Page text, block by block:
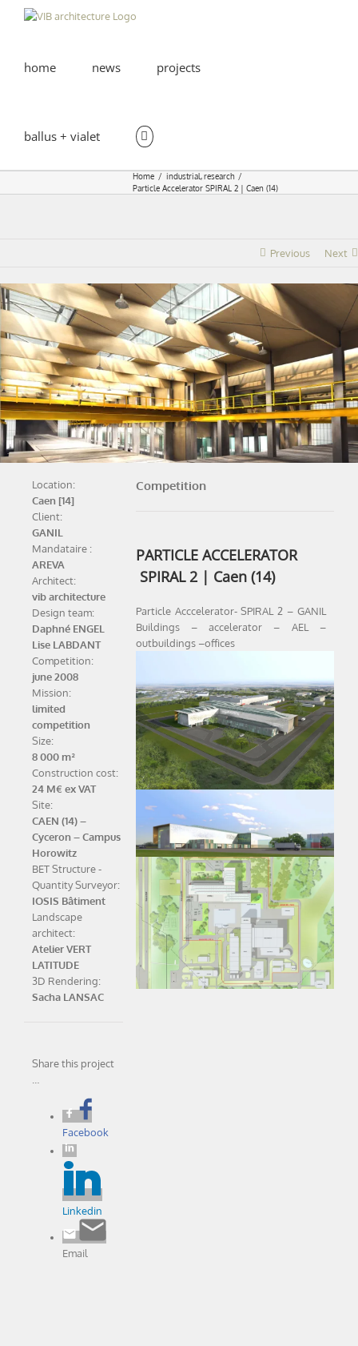
home news projects
ballus + vialet
Home industrial research
Particle Accelerator SPIRAL 2 | Caen (14)
Previous Next
Location:
Caen [14]
Client:
GANIL
Mandataire :
AREVA
Architect:
vib architecture
Design team:
Daphné ENGEL
Lise LABDANT
Competition:
june 2008
Mission:
limited
competition
Size:
8 000 m²
Construction cost:
24 M€ ex VAT
Site:
CAEN (14) –
Cyceron – Campus
Horowitz
BET Structure -
Quantity Surveyor:
IOSIS Bâtiment
Landscape
architect:
Atelier VERT
LATITUDE
3D Rendering:
Sacha LANSAC
Share this project
Facebook
Linkedin
Email
Competition
PARTICLE ACCELERATOR
SPIRAL 2 | Caen (14)
Particle Acccelerator- SPIRAL 2 – GANIL
Buildings – accelerator – AEL –
outbuildings –offices